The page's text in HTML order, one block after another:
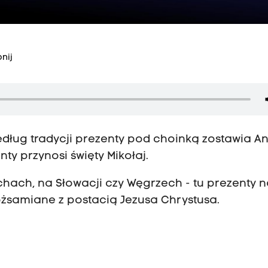
tradycji prezenty pod choinką zostawia
przynosi święty Mikołaj.
na Słowacji czy Węgrzech - tu prezenty
z postacią Jezusa Chrystusa.